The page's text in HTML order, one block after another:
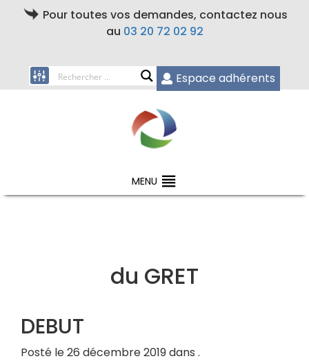
Pour toutes vos demandes, contactez nous
au 03 20 72 02 92
Espace adhérents
MENU
du GRET
DEBUT
Posté le 26 décembre 2019 dans .